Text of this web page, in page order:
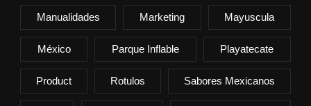
Manualidades Marketing Mayuscula
México Parque Inflable Playatecate
Product Rotulos Sabores Mexicanos